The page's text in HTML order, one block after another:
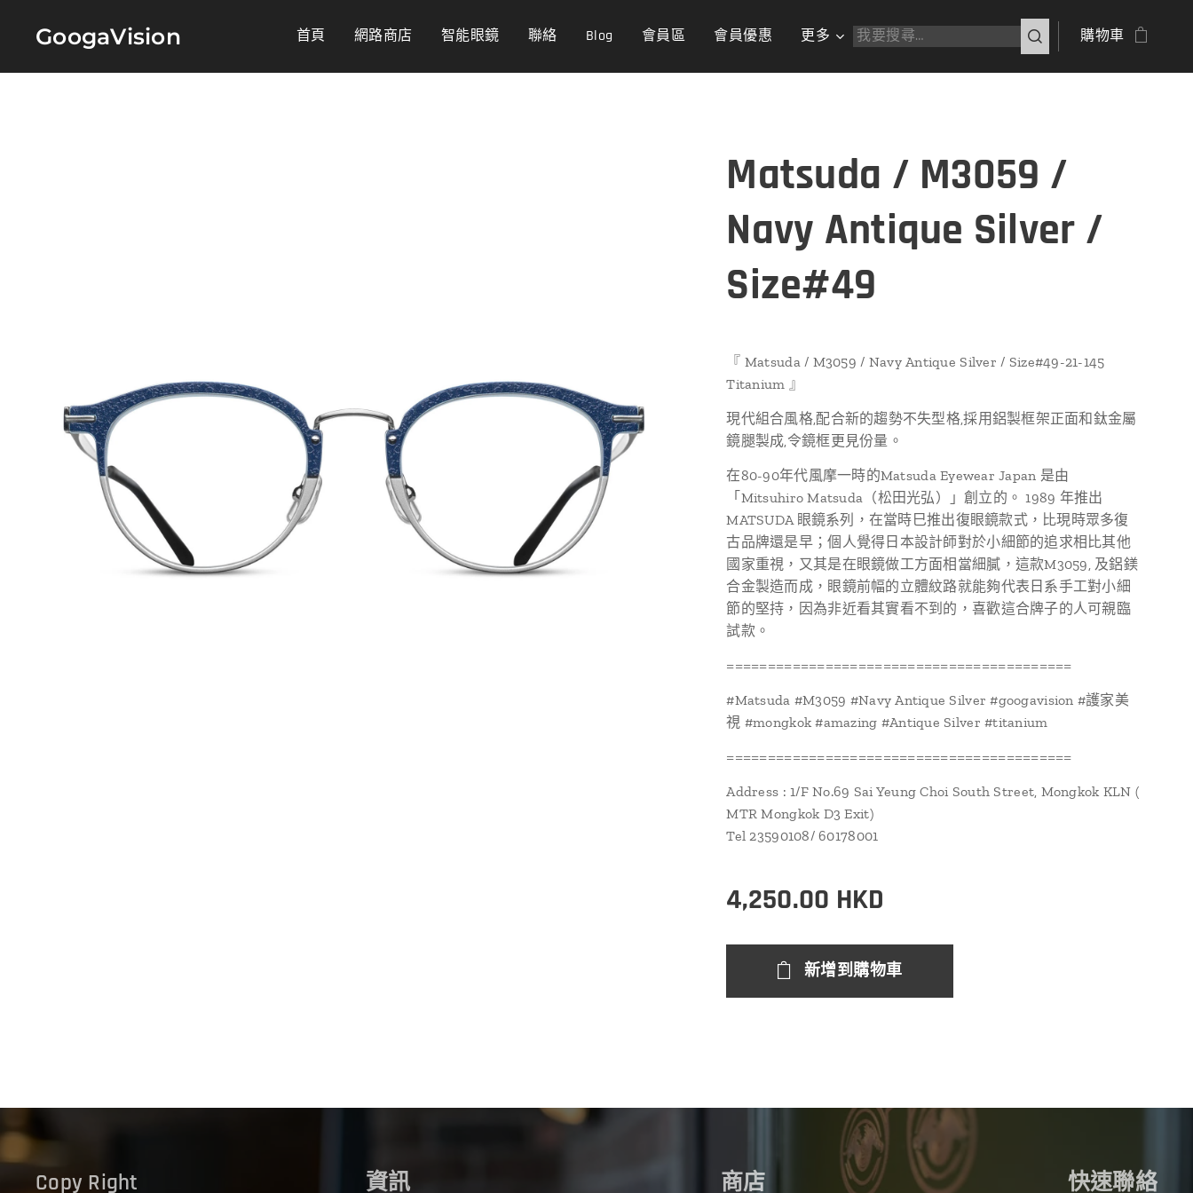
GoogaVision 首頁 網路商店 智能眼鏡 聯絡 Blog 會員區 會員優惠 更多 購物車
Matsuda / M3059 /
Navy Antique Silver /
Size#49
『 Matsuda / M3059 / Navy Antique Silver / Size#49-21-145
Titanium 』
現代組合風格,配合新的趨勢不失型格,採用鋁製框架正面和鈦金屬
鏡腿製成,令鏡框更見份量。
在80-90年代風摩一時的Matsuda Eyewear Japan 是由
「Mitsuhiro Matsuda（松田光弘）」創立的。 1989 年推出
MATSUDA 眼鏡系列，在當時巳推出復眼鏡款式，比現時眾多復
古品牌還是早；個人覺得日本設計師對於小細節的追求相比其他
國家重視，又其是在眼鏡做工方面相當細膩，這款M3059, 及鋁鎂
合金製造而成，眼鏡前幅的立體紋路就能夠代表日系手工對小細
節的堅持，因為非近看其實看不到的，喜歡這合牌子的人可親臨
試款。
==========================================
#Matsuda #M3059 #Navy Antique Silver #googavision #護家美
視 #mongkok #amazing #Antique Silver #titanium
==========================================
Address : 1/F No.69 Sai Yeung Choi South Street, Mongkok KLN (
MTR Mongkok D3 Exit)
Tel 23590108/ 60178001
4,250.00 HKD
新增到購物車
Copy Right 資訊 商店 快速聯絡